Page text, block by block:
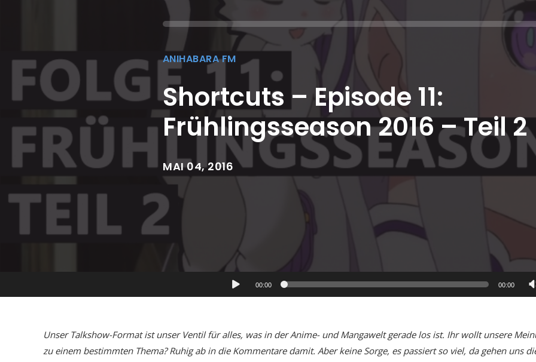
ANIHABARA FM
Shortcuts – Episode 11:
Frühlingsseason 2016 – Teil 2
MAI 04, 2016
Audio-
Player
00:00 00:00
Unser Talkshow-Format ist unser Ventil für alles, was in der Anime- und Mangawelt gerade los ist. Ihr wollt unsere
zu einem bestimmten Thema? Ruhig ab in die Kommentare damit. Aber keine Sorge, es passiert so viel, da gehen uns